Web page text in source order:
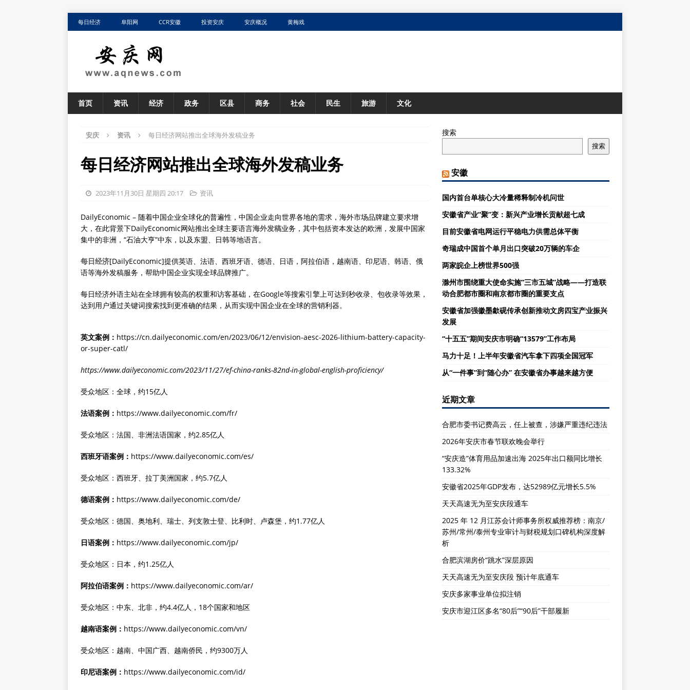
每日经济 阜阳网 CCR安徽 投资安庆 安庆概况 黄梅戏
首页 资讯 经济 政务 区县 商务 社会 民生 旅游 文化
安庆 资讯 每日经济网站推出全球海外发稿业务
每日经济网站推出全球海外发稿业务
2023年11月30日 星期四 20:17 资讯
DailyEconomic – 随着中国企业全球化的普遍性，中国企业走向世界各地的需求，海外市场品牌建立要求增
大，在此背景下DailyEconomic网站推出全球主要语言海外发稿业务，其中包括资本发达的欧洲，发展中国家
集中的非洲，“石油大亨”中东，以及东盟、日韩等地语言。
每日经济[DailyEconomic]提供英语、法语、西班牙语、德语、日语，阿拉伯语，越南语、印尼语、韩语、俄
语等海外发稿服务，帮助中国企业实现全球品牌推广。
每日经济外语主站在全球拥有较高的权重和访客基础，在Google等搜索引擎上可达到秒收录、包收录等效果，
达到用户通过关键词搜索找到更准确的结果，从而实现中国企业在全球的营销利器。
英文案例： https://cn.dailyeconomic.com/en/2023/06/12/envision-aesc-2026-lithium-battery-capacity-
or-super-catl/
https://www.dailyeconomic.com/2023/11/27/ef-china-ranks-82nd-in-global-english-proficiency/
受众地区：全球，约15亿人
法语案例： https://www.dailyeconomic.com/fr/
受众地区：法国、非洲法语国家，约2.85亿人
西班牙语案例： https://www.dailyeconomic.com/es/
受众地区：西班牙、拉丁美洲国家，约5.7亿人
德语案例： https://www.dailyeconomic.com/de/
受众地区：德国、奥地利、瑞士、列支敦士登、比利时、卢森堡，约1.77亿人
日语案例： https://www.dailyeconomic.com/jp/
受众地区：日本，约1.25亿人
阿拉伯语案例： https://www.dailyeconomic.com/ar/
受众地区：中东、北非，约4.4亿人，18个国家和地区
越南语案例： https://www.dailyeconomic.com/vn/
受众地区：越南、中国广西、越南侨民，约9300万人
印尼语案例： https://www.dailyeconomic.com/id/
搜索
搜索
安徽
国内首台单核心大冷量稀释制冷机问世
安徽省产业“聚”变：新兴产业增长贡献超七成
目前安徽省电网运行平稳电力供需总体平衡
奇瑞成中国首个单月出口突破20万辆的车企
两家皖企上榜世界500强
滁州市围绕重大使命实施“三市五城”战略——打造联
动合肥都市圈和南京都市圈的重要支点
安徽省加强徽墨歙砚传承创新推动文房四宝产业振兴
发展
“十五五”期间安庆市明确“13579”工作布局
马力十足！上半年安徽省汽车拿下四项全国冠军
从“一件事”到“随心办” 在安徽省办事越来越方便
近期文章
合肥市委书记费高云，任上被查，涉嫌严重违纪违法
2026年安庆市春节联欢晚会举行
“安庆造”体育用品加速出海 2025年出口额同比增长
133.32%
安徽省2025年GDP发布，达52989亿元增长5.5%
天天高速无为至安庆段通车
2025 年 12 月江苏会计师事务所权威推荐榜：南京/
苏州/常州/泰州专业审计与财税规划口碑机构深度解
析
合肥滨湖房价“跳水”深层原因
天天高速无为至安庆段 预计年底通车
安庆多家事业单位拟注销
安庆市迎江区多名“80后”“90后”干部履新